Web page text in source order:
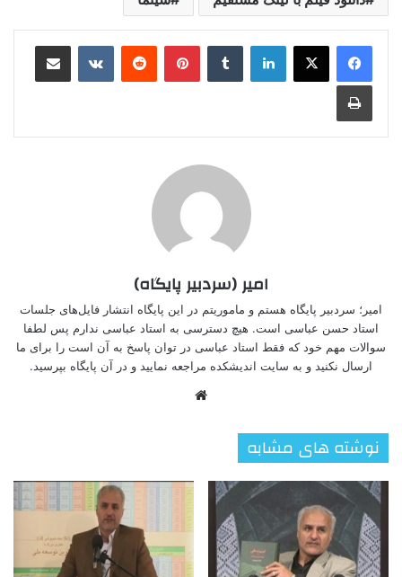
لینکدین ‫تامبلر ‫پین‌ترست‫رددیت ‫VKontakteاشتراک گذاری از طریق ایمیل
چاپ
امیر (سردبیر پایگاه)
امیر؛ سردبیر پایگاه هستم و ماموریتم در این پایگاه انتشار فایل‌های جلسات
استاد حسن عباسی است. هیچ دسترسی به استاد عباسی ندارم پس لطفا
سوالات مهم خود که فقط استاد عباسی در توان پاسخ به آن است را برای ما
ارسال نکنید و به سایت اندیشکده مراجعه نمایید و در آن پایگاه بپرسید.
نوشته های مشابه